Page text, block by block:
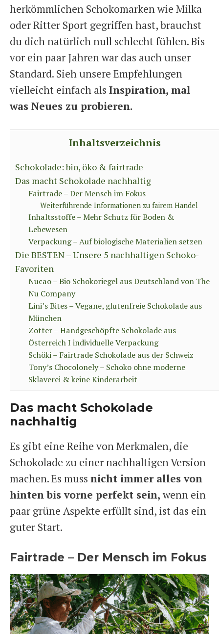
herkömmlichen Schokomarken wie Milka
oder Ritter Sport gegriffen hast, brauchst
du dich natürlich null schlecht fühlen. Bis
vor ein paar Jahren war das auch unser
Standard. Sieh unsere Empfehlungen
vielleicht einfach als Inspiration, mal
was Neues zu probieren.
Inhaltsverzeichnis
Schokolade: bio, öko & fairtrade
Das macht Schokolade nachhaltig
Fairtrade – Der Mensch im Fokus
Weiterführende Informationen zu fairem Handel
Inhaltsstoffe – Mehr Schutz für Boden &
Lebewesen
Verpackung – Auf biologische Materialien setzen
Die BESTEN – Unsere 5 nachhaltigen Schoko-
Favoriten
Nucao – Bio Schokoriegel aus Deutschland von The
Nu Company
Lini’s Bites – Vegane, glutenfreie Schokolade aus
München
Zotter – Handgeschöpfte Schokolade aus
Österreich I individuelle Verpackung
Schöki – Fairtrade Schokolade aus der Schweiz
Tony’s Chocolonely – Schoko ohne moderne
Sklaverei & keine Kinderarbeit
Das macht Schokolade
nachhaltig
Es gibt eine Reihe von Merkmalen, die
Schokolade zu einer nachhaltigen Version
machen. Es muss nicht immer alles von
hinten bis vorne perfekt sein,wenn ein
paar grüne Aspekte erfüllt sind, ist das ein
guter Start.
Fairtrade – Der Mensch im Fokus